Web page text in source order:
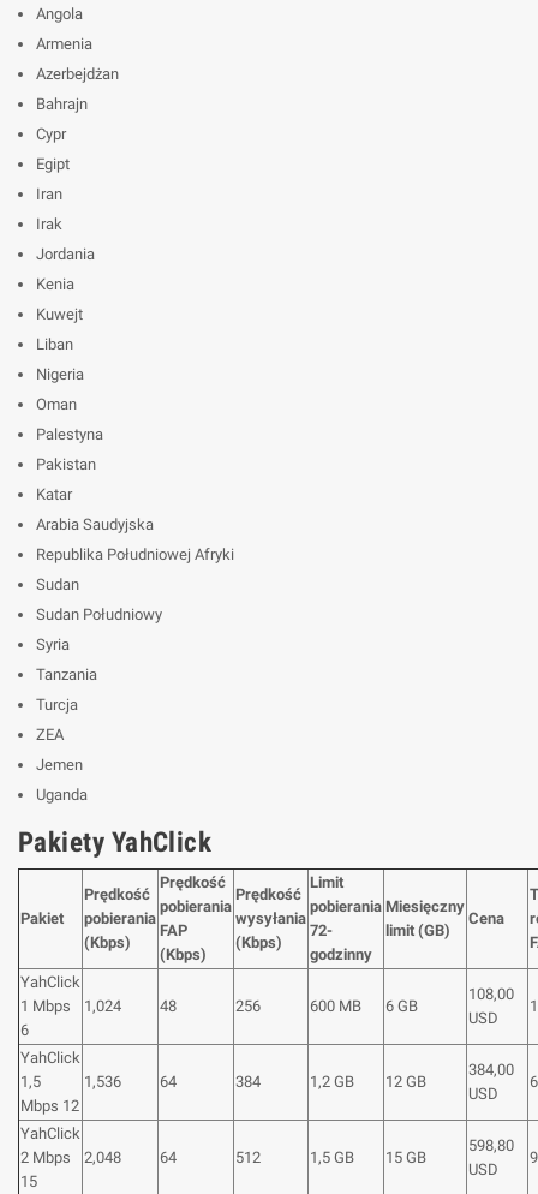
Angola
Armenia
Azerbejdżan
Bahrajn
Cypr
Egipt
Iran
Irak
Jordania
Kenia
Kuwejt
Liban
Nigeria
Oman
Palestyna
Pakistan
Katar
Arabia Saudyjska
Republika Południowej Afryki
Sudan
Sudan Południowy
Syria
Tanzania
Turcja
ZEA
Jemen
Uganda
Pakiety YahClick
Pakiet
Prędkość
pobierania
(Kbps)
Prędkość
pobierania
FAP
(Kbps)
Prędkość
wysyłania
(Kbps)
Limit
pobierania
72-
godzinny
Miesięczny
limit (GB)
Cena
YahClick
1 Mbps
6
1,024 48 256 600 MB 6 GB
108,00
USD
YahClick
1,5
Mbps 12
1,536 64 384 1,2 GB 12 GB
384,00
USD
YahClick
2 Mbps
15
2,048 64 512 1,5 GB 15 GB
598,80
USD